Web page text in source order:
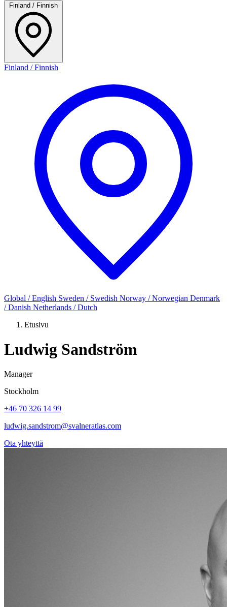
Finland / Finnish
Finland / Finnish
Global / English Sweden / Swedish Norway / Norwegian Denmark
/ Danish Netherlands / Dutch
Etusivu
Ludwig Sandström
Manager
Stockholm
+46 70 326 14 99
ludwig.sandstrom@svalneratlas.com
Ota yhteyttä